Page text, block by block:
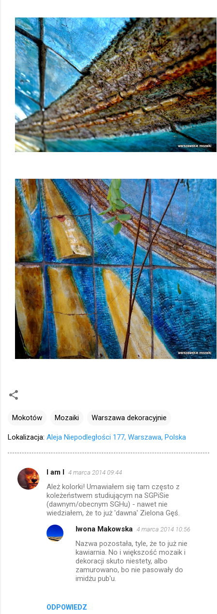
Mokotów Mozaiki Warszawa dekoracyjnie
Lokalizacja: Aleja Niepodległości 177, Warszawa, Polska
K
o
I am I 4 marca 2014 09:44
Ależ kolorki! Umawiałem się tam często z
koleżeństwem studiującym na SGPiSie
(dawnym/obecnym SGHu) - nawet nie
wiedziałem, że to już 'dawna' Zielona Gęś.
ODPOWIEDZ
Iwona Makowska 4 marca 2014 10:56
Nazwa pozostała, tyle, że to już nie
kawiarnia. No i większość mozaik i
dekoracji skuto niestety, albo
zamurowano, bo nie pasowały do
imidżu pub'u.